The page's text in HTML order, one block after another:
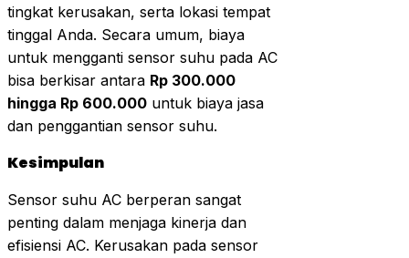
tingkat kerusakan, serta lokasi tempat
tinggal Anda. Secara umum, biaya
untuk mengganti sensor suhu pada AC
bisa berkisar antara Rp 300.000
hingga Rp 600.000 untuk biaya jasa
dan penggantian sensor suhu.
Kesimpulan
Sensor suhu AC berperan sangat
penting dalam menjaga kinerja dan
efisiensi AC. Kerusakan pada sensor